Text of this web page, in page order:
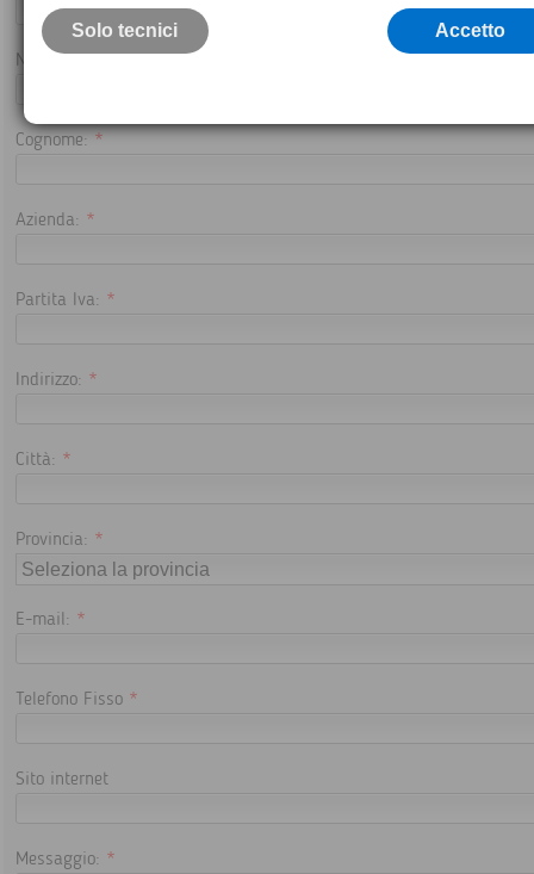
Nome:
Cognome: *
Azienda: *
Partita Iva: *
Indirizzo: *
Città: *
Provincia: *
E-mail: *
Telefono Fisso *
Sito internet
Messaggio: *
Solo tecnici Accetto